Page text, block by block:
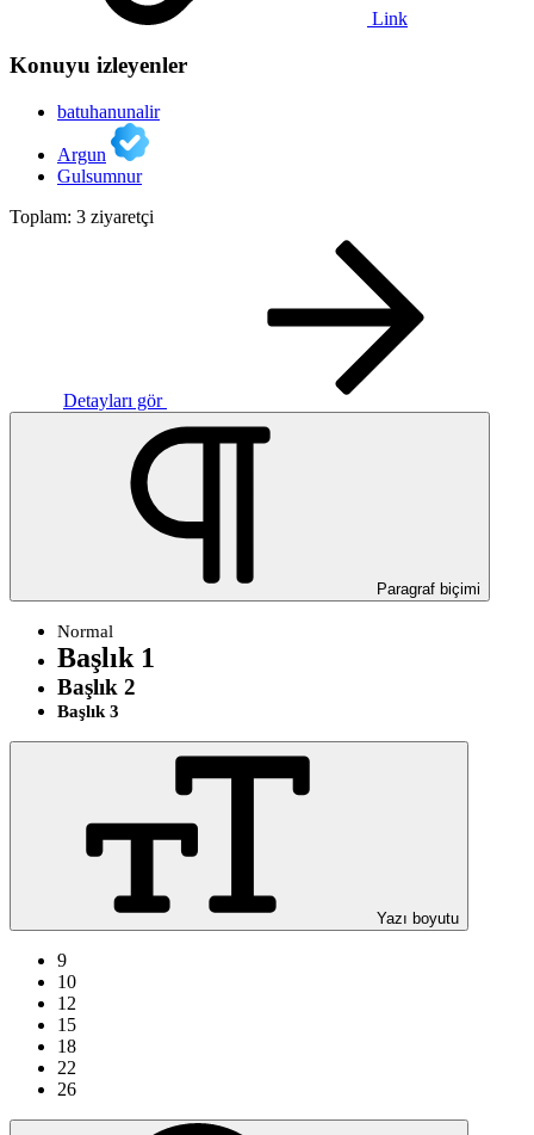
Link
Konuyu izleyenler
batuhanunalir
Argun
Gulsumnur
Toplam: 3 ziyaretçi
Detayları gör
Paragraf biçimi
Normal
Başlık 1
Başlık 2
Başlık 3
Yazı boyutu
9
10
12
15
18
22
26